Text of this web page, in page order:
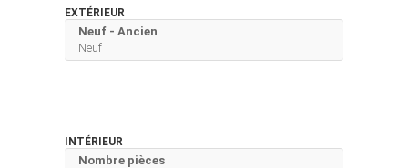
EXTÉRIEUR
Neuf - Ancien
Neuf
INTÉRIEUR
Nombre pièces